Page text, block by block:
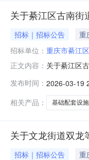
关于綦江区古南街
招标｜招标公告 重
招标单位： 重庆市綦江
正文内容： 关于綦江区
工程所有农
公示，公示
发布时间： 2026-03-19
相关产品：
基础配套设
关于文龙街道双龙
招标｜招标公告 重